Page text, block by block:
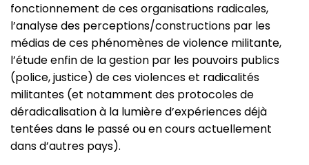
fonctionnement de ces organisations radicales,
l’analyse des perceptions/constructions par les
médias de ces phénomènes de violence militante,
l’étude enfin de la gestion par les pouvoirs publics
(police, justice) de ces violences et radicalités
militantes (et notamment des protocoles de
déradicalisation à la lumière d’expériences déjà
tentées dans le passé ou en cours actuellement
dans d’autres pays).